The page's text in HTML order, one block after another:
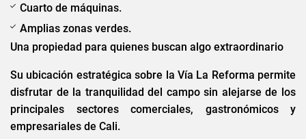
Cuarto de máquinas.
Amplias zonas verdes.
Una propiedad para quienes buscan algo extraordinario
Su ubicación estratégica sobre la Vía La Reforma permite
disfrutar de la tranquilidad del campo sin alejarse de los
principales sectores comerciales, gastronómicos y
empresariales de Cali.